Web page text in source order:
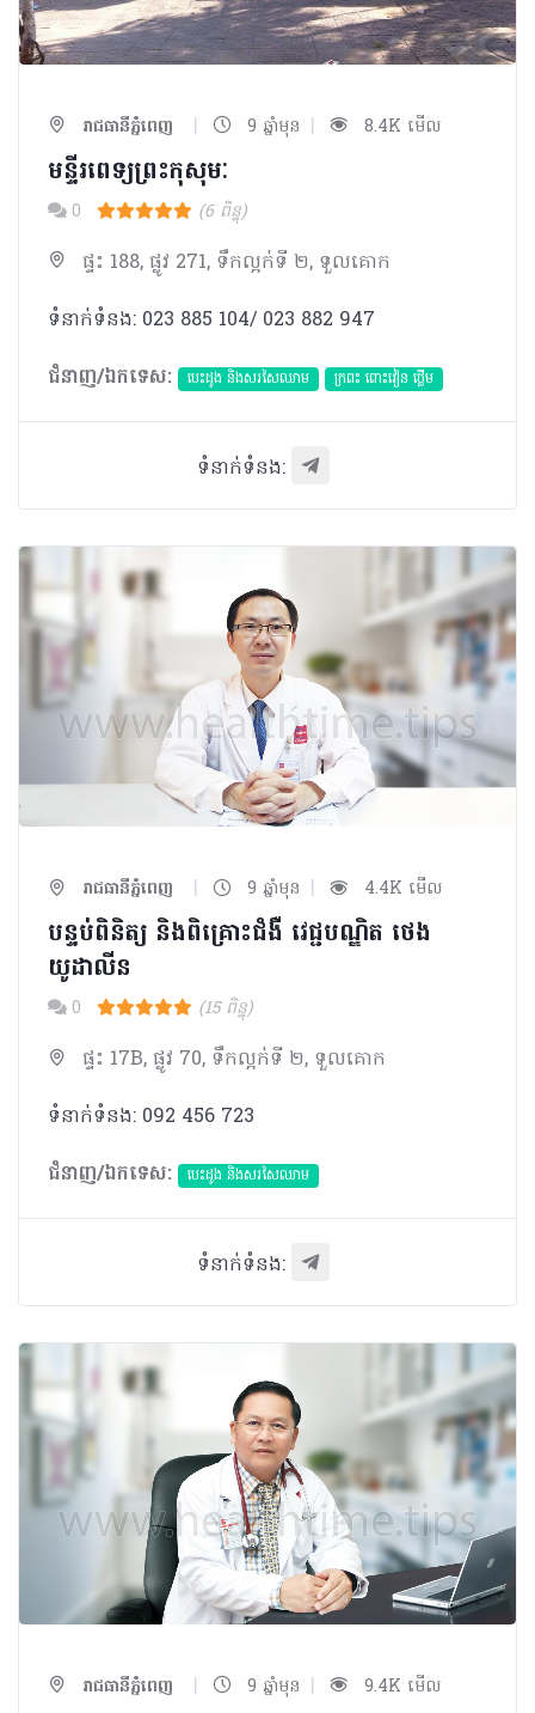
រាជធានីភ្នំពេញ | 9 ឆ្នាំមុន | 8.4K មើល
មន្ទីរពេទ្យព្រះកុសុមៈ
0 (6 ពិន្ទុ)
ផ្ទះ 188, ផ្លូវ 271, ទឹកល្អក់ទី ២, ទួលគោក
ទំនាក់ទំនង: 023 885 104/ 023 882 947
ជំនាញ/ឯកទេស:
បេះដូង​ និងសរសៃឈាម ក្រពះ ពោះវៀន ថ្លើម
ទំនាក់ទំនង:
រាជធានីភ្នំពេញ | 9 ឆ្នាំមុន | 4.4K មើល
បន្ទប់ពិនិត្យ​ និងពិគ្រោះជំងឺ វេជ្ជបណ្ឌិត ថេង
យូដាលីន
0 (15 ពិន្ទុ)
ផ្ទះ 17B, ផ្លូវ 70, ទឹកល្អក់ទី ២, ទួលគោក
ទំនាក់ទំនង: 092 456 723
ជំនាញ/ឯកទេស:
បេះដូង​ និងសរសៃឈាម
ទំនាក់ទំនង:
រាជធានីភ្នំពេញ | 9 ឆ្នាំមុន | 9.4K មើល